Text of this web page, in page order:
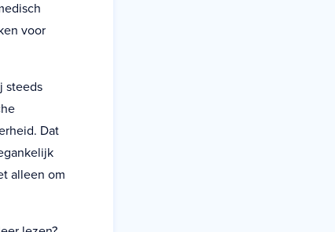
voor
steeds
Dat
alleen om